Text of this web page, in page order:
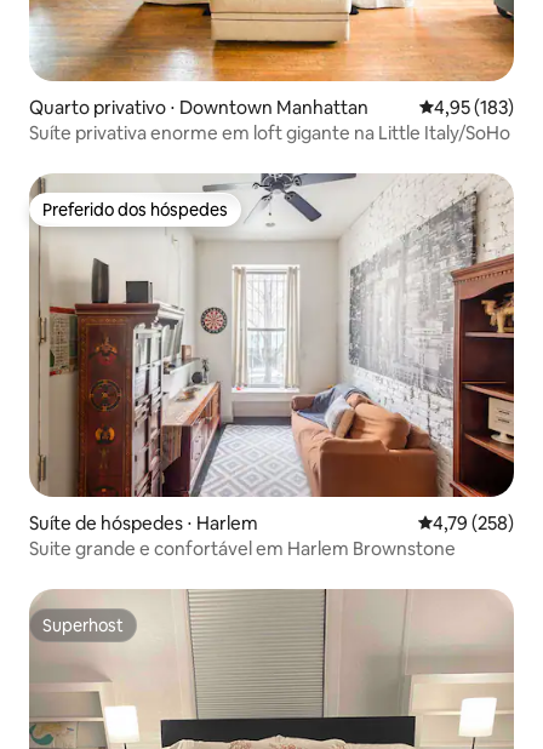
Quarto privativo ⋅ Downtown Manhattan 4,95 de uma
4,95 (183)
Suíte privativa enorme em loft gigante na Little Italy/SoHo
Preferido dos hóspedes
Preferido dos hóspedes
Suíte de hóspedes ⋅ Harlem 4,79 de uma
4,79 (258)
Suite grande e confortável em Harlem Brownstone
Superhost
Superhost